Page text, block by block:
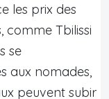
les prix des
comme Tbilissi
se
aux nomades,
peuvent subir